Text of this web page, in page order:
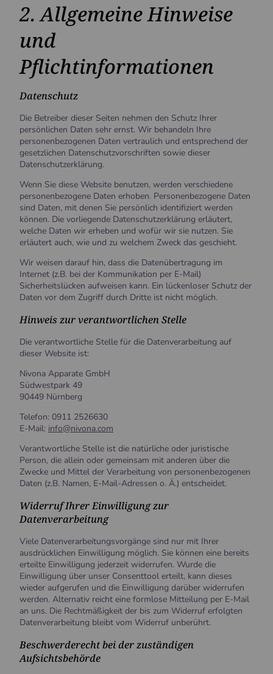
2. Allgemeine Hinweise
und
Pflichtinformationen
Datenschutz
Die Betreiber dieser Seiten nehmen den Schutz Ihrer
persönlichen Daten sehr ernst. Wir behandeln Ihre
personenbezogenen Daten vertraulich und entsprechend der
gesetzlichen Datenschutzvorschriften sowie dieser
Datenschutzerklärung.
Wenn Sie diese Website benutzen, werden verschiedene
personenbezogene Daten erhoben. Personenbezogene Daten
sind Daten, mit denen Sie persönlich identifiziert werden
können. Die vorliegende Datenschutzerklärung erläutert,
welche Daten wir erheben und wofür wir sie nutzen. Sie
erläutert auch, wie und zu welchem Zweck das geschieht.
Wir weisen darauf hin, dass die Datenübertragung im
Internet (z.B. bei der Kommunikation per E-Mail)
Sicherheitslücken aufweisen kann. Ein lückenloser Schutz der
Daten vor dem Zugriff durch Dritte ist nicht möglich.
Hinweis zur verantwortlichen Stelle
Die verantwortliche Stelle für die Datenverarbeitung auf
dieser Website ist:
Nivona Apparate GmbH
Südwestpark 49
90449 Nürnberg
Telefon: 0911 2526630
E-Mail: info@nivona.com
Verantwortliche Stelle ist die natürliche oder juristische
Person, die allein oder gemeinsam mit anderen über die
Zwecke und Mittel der Verarbeitung von personenbezogenen
Daten (z.B. Namen, E-Mail-Adressen o. Ä.) entscheidet.
Widerruf Ihrer Einwilligung zur
Datenverarbeitung
Viele Datenverarbeitungsvorgänge sind nur mit Ihrer
ausdrücklichen Einwilligung möglich. Sie können eine bereits
erteilte Einwilligung jederzeit widerrufen. Wurde die
Einwilligung über unser Consenttool erteilt, kann dieses
wieder aufgerufen und die Einwilligung darüber widerrufen
werden. Alternativ reicht eine formlose Mitteilung per E-Mail
an uns. Die Rechtmäßigkeit der bis zum Widerruf erfolgten
Datenverarbeitung bleibt vom Widerruf unberührt.
Beschwerderecht bei der zuständigen
Aufsichtsbehörde